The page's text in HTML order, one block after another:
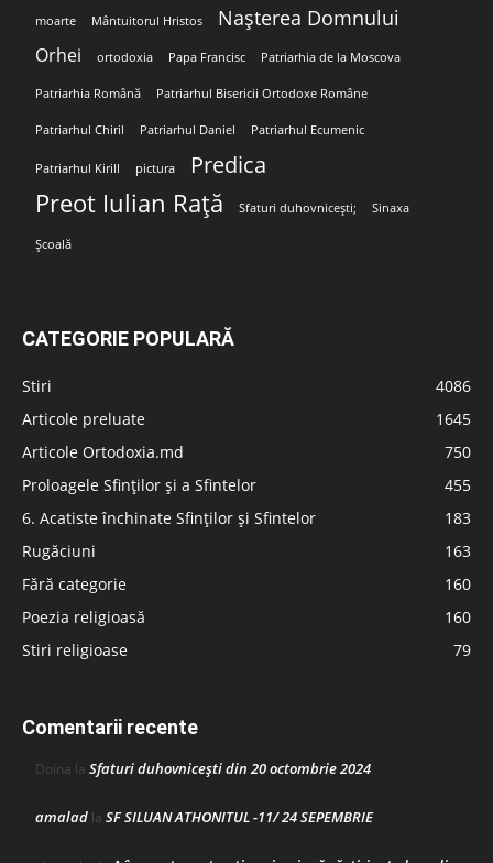
moarte Mântuitorul Hristos Nașterea Domnului
Orhei ortodoxia Papa Francisc Patriarhia de la Moscova
Patriarhia Română Patriarhul Bisericii Ortodoxe Române
Patriarhul Chiril Patriarhul Daniel Patriarhul Ecumenic
Patriarhul Kirill pictura Predica
Preot Iulian Rață Sfaturi duhovnicești; Sinaxa
Școală
CATEGORIE POPULARĂ
Stiri
4086
Articole preluate
1645
Articole Ortodoxia.md
750
Proloagele Sfinților și a Sfintelor
455
6. Acatiste închinate Sfinților și Sfintelor
183
Rugăciuni
163
Fără categorie
160
Poezia religioasă
160
Stiri religioase
79
Comentarii recente
Doina la Sfaturi duhovnicești din 20 octombrie 2024
amalad la SF SILUAN ATHONITUL -11/ 24 SEPEMBRIE